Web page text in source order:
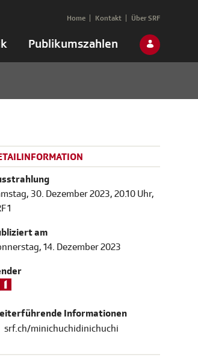
Publikumszahlen
Home Kontakt Über SRF
30. Dezember 2023, 20.10 Uhr,
1
am
14. Dezember 2023
Informationen
srf.ch/minichuchidinichuchi